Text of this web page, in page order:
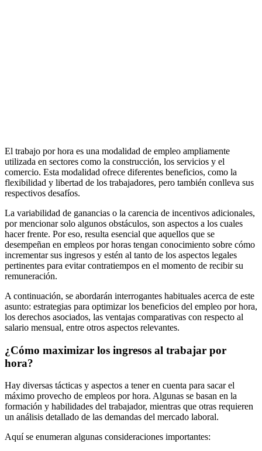
El trabajo por hora es una modalidad de empleo ampliamente
utilizada en sectores como la construcción, los servicios y el
comercio. Esta modalidad ofrece diferentes beneficios, como la
flexibilidad y libertad de los trabajadores, pero también conlleva sus
respectivos desafíos.
La variabilidad de ganancias o la carencia de incentivos adicionales,
por mencionar solo algunos obstáculos, son aspectos a los cuales
hacer frente. Por eso, resulta esencial que aquellos que se
desempeñan en empleos por horas tengan conocimiento sobre cómo
incrementar sus ingresos y estén al tanto de los aspectos legales
pertinentes para evitar contratiempos en el momento de recibir su
remuneración.
A continuación, se abordarán interrogantes habituales acerca de este
asunto: estrategias para optimizar los beneficios del empleo por hora,
los derechos asociados, las ventajas comparativas con respecto al
salario mensual, entre otros aspectos relevantes.
¿Cómo maximizar los ingresos al trabajar por
hora?
Hay diversas tácticas y aspectos a tener en cuenta para sacar el
máximo provecho de empleos por hora. Algunas se basan en la
formación y habilidades del trabajador, mientras que otras requieren
un análisis detallado de las demandas del mercado laboral.
Aquí se enumeran algunas consideraciones importantes: